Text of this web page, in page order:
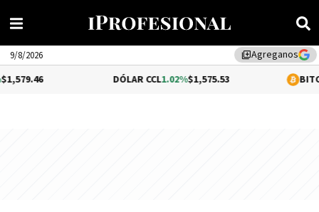
library_addAgreganos
9/8/2026
1.02%$1,575.53 0.15%